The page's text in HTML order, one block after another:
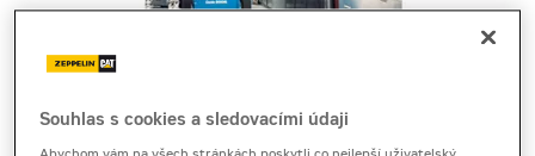
Cena za pronájem
Souhlas s cookies a sledovacími údaji